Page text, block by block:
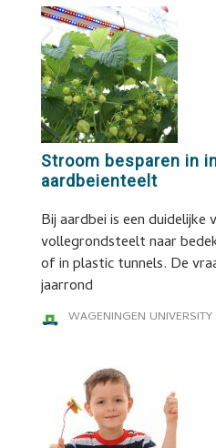
Stroom besparen in
aardbeienteelt
Bij aardbei is een duidelijke
vollegrondsteelt naar
of in plastic tunnels. De
jaarrond
WAGENINGEN